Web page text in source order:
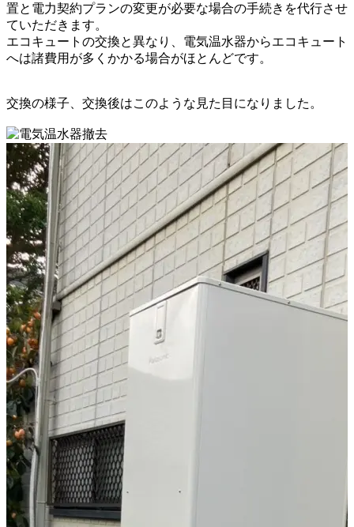
置と電力契約プランの変更が必要な場合の手続きを代行させ
ていただきます。
エコキュートの交換と異なり、電気温水器からエコキュート
へは諸費用が多くかかる場合がほとんどです。
交換の様子、交換後はこのような見た目になりました。